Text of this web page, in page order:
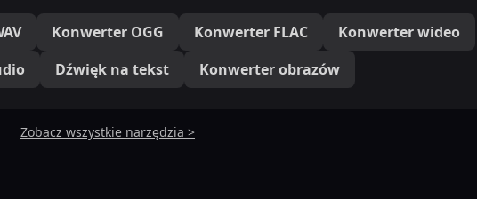
Konwerter OGG Konwerter FLAC
Konwerter wideo
Dźwięk na tekst Konwerter obrazów
Zobacz wszystkie narzędzia >